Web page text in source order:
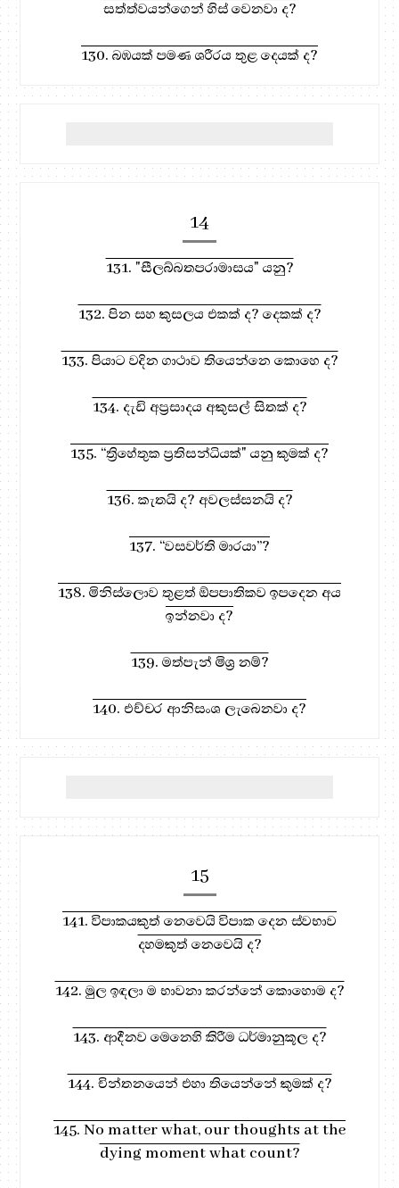
සත්ත්වයන්ගෙන් හිස් වෙනවා ද?
130. බඹයක් පමණ ශරීරය තුළ දෙයක් ද?
14
131. "සීලබ්බතපරාමාසය" යනු?
132. පින සහ කුසලය එකක් ද? දෙකක් ද?
133. පියාට වදින ගාථාව තියෙන්නෙ කොහෙ ද?
134. දැඩි අප්‍රසාදය අකුසල් සිතක් ද?
135. “ත්‍රිහේතුක ප්‍රතිසන්ධියක්" යනු කුමක් ද?
136. කැතයි ද? අවලස්සනයි ද?
137. “වසවර්ති මාරයා”?
138. මිනිස්ලොව තුළත් ඕපපාතිකව ඉපදෙන අය
ඉන්නවා ද?
139. මත්පැන් මිශ්‍ර නම්?
140. එච්චර ආනිසංශ ලැබෙනවා ද?
15
141. විපාකයකුත් නෙවෙයි විපාක දෙන ස්වභාව
දහමකුත් නෙවෙයි ද?
142. මුල ඉඳලා ම භාවනා කරන්නේ කොහොම ද?
143. ආදීනව මෙනෙහි කිරීම ධර්මානුකූල ද?
144. චින්තනයෙන් එහා තියෙන්නේ කුමක් ද?
145. No matter what, our thoughts at the
dying moment what count?